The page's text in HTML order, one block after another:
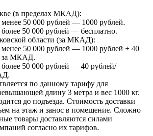
(в пределах МКАД):
менее 50 000 рублей — 1000 рублей.
более 50 000 рублей — бесплатно.
области (за МКАД):
менее 50 000 рублей — 1000 рублей + 40
за МКАД.
более 50 000 рублей — 40 рублей/
по данному тарифу для
длину 3 метра и вес 1000 кг.
до подъезда. Стоимость доставки
на этаж и занос в помещение. Сложно
товары доставляются силами
согласно их тарифов.